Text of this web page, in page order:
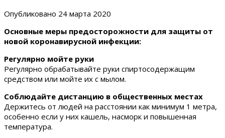
Опубликовано 24 марта 2020
Основные меры предосторожности для защиты от
новой коронавирусной инфекции:
Регулярно мойте руки
Регулярно обрабатывайте руки спиртосодержащим
средством или мойте их с мылом.
Соблюдайте дистанцию в общественных местах
Держитесь от людей на расстоянии как минимум 1 метра,
особенно если у них кашель, насморк и повышенная
температура.